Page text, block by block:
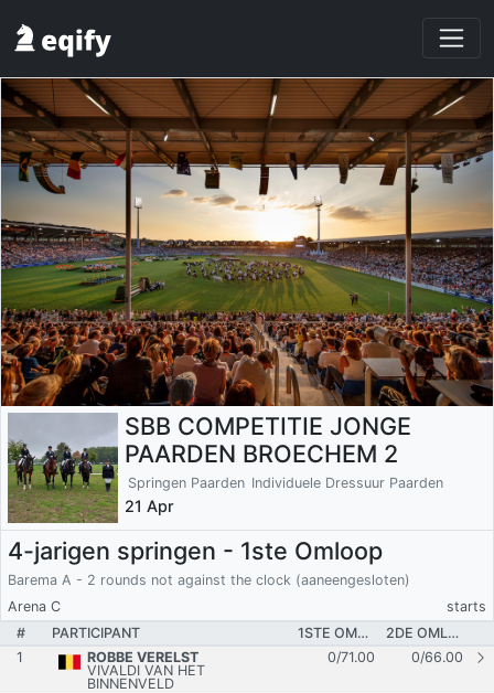
SBB COMPETITIE JONGE
PAARDEN BROECHEM 2
Springen Paarden Individuele Dressuur Paarden
21 Apr
4-jarigen springen - 1ste Omloop
Barema A - 2 rounds not against the clock (aaneengesloten)
Arena C
starts
#
PARTICIPANT 1STE OMLOOP
2DE OMLOOP
1
ROBBE VERELST
VIVALDI VAN HET
BINNENVELD
0/71.00 0/66.00